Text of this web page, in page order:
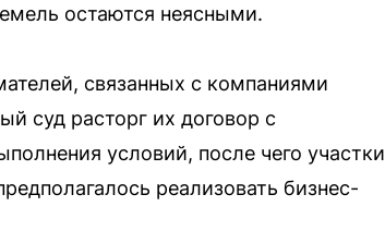
остаются неясными.
связанных с компаниями
суд расторг их договор с
условий, после чего участки
реализовать бизнес-